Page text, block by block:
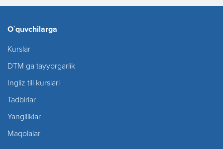
O`quvchilarga
Kurslar
DTM ga tayyorgarlik
Ingliz tili kurslari
Tadbirlar
Yangiliklar
Maqolalar